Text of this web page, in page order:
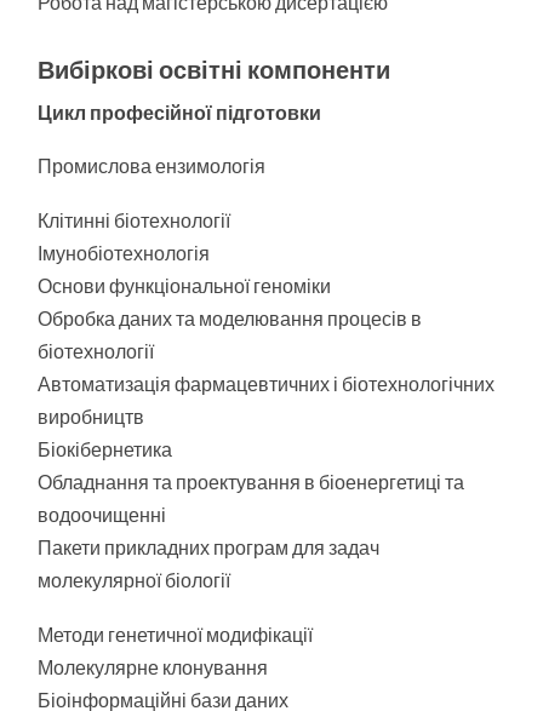
Вибіркові освітні компоненти
Цикл професійної підготовки
Промислова ензимологія
Клітинні біотехнології
Імунобіотехнологія
Основи функціональної геноміки
Обробка даних та моделювання процесів в
біотехнології
Автоматизація фармацевтичних і біотехнологічних
виробництв
Біокібернетика
Обладнання та проектування в біоенергетиці та
водоочищенні
Пакети прикладних програм для задач
молекулярної біології
Методи генетичної модифікації
Молекулярне клонування
Біоінформаційні бази даних